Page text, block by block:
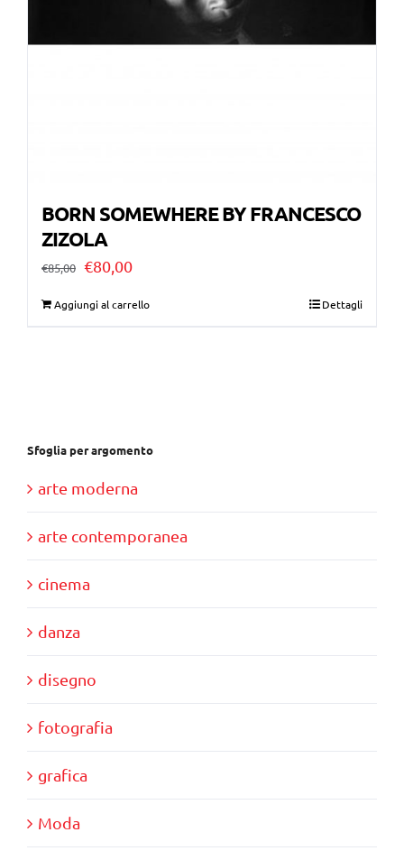
BORN SOMEWHERE BY FRANCESCO
ZIZOLA
€85,00 Il
€80,00Il
Aggiungi al carrello Dettagli
Sfoglia per argomento
arte moderna
arte contemporanea
cinema
danza
disegno
fotografia
grafica
Moda